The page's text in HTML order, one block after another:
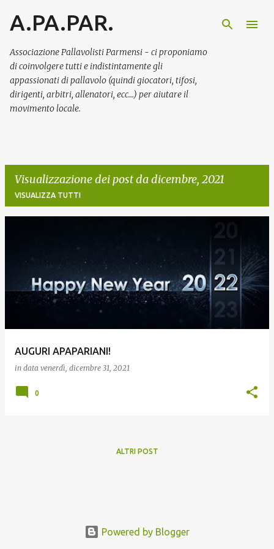
Passa ai contenuti principali
A.PA.PAR.
Associazione Pallavolisti Parmensi - ci proponiamo
di coinvolgere tutti e indistintamente gli
appassionati di pallavolo (quindi giocatori, tifosi,
dirigenti, arbitri, allenatori, ecc…) per aiutare il
movimento locale.
Visualizzazione dei post da dicembre, 2021
VISUALIZZA TUTTI
t
AUGURI APAPARIANI!
in data venerdì, dicembre 31, 2021
0
ALTRI POST
Powered by Blogger